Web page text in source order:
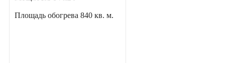
Площадь обогрева 840 кв. м.